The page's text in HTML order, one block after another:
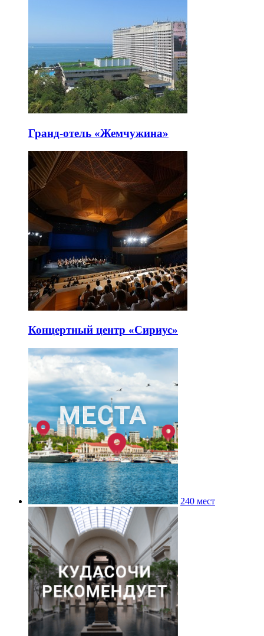
Гранд-отель «Жемчужина»
Концертный центр «Сириус»
240 мест